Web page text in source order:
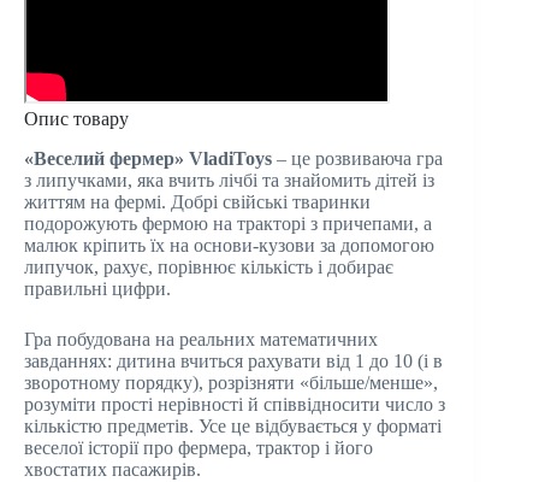
Опис товару
«Веселий фермер» VladiToys – це розвиваюча гра
з липучками, яка вчить лічбі та знайомить дітей із
життям на фермі. Добрі свійські тваринки
подорожують фермою на тракторі з причепами, а
малюк кріпить їх на основи-кузови за допомогою
липучок, рахує, порівнює кількість і добирає
правильні цифри.
Гра побудована на реальних математичних
завданнях: дитина вчиться рахувати від 1 до 10 (і в
зворотному порядку), розрізняти «більше/менше»,
розуміти прості нерівності й співвідносити число з
кількістю предметів. Усе це відбувається у форматі
веселої історії про фермера, трактор і його
хвостатих пасажирів.